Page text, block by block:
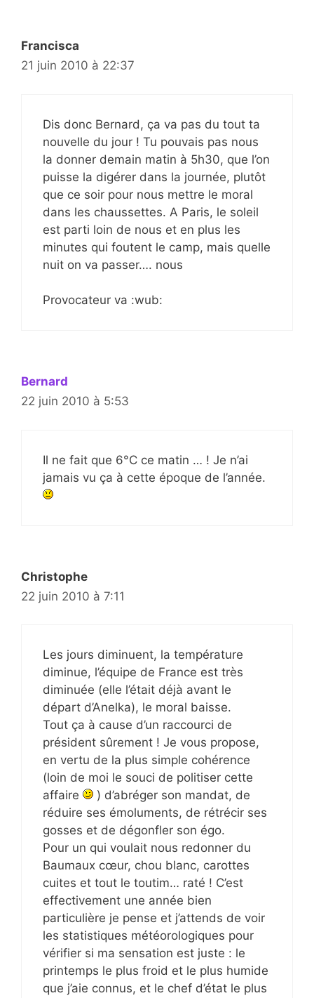
Francisca
21 juin 2010 à 22:37
Dis donc Bernard, ça va pas du tout ta
nouvelle du jour ! Tu pouvais pas nous
la donner demain matin à 5h30, que l’on
puisse la digérer dans la journée, plutôt
que ce soir pour nous mettre le moral
dans les chaussettes. A Paris, le soleil
est parti loin de nous et en plus les
minutes qui foutent le camp, mais quelle
nuit on va passer…. nous
Provocateur va :wub:
Bernard
22 juin 2010 à 5:53
Il ne fait que 6°C ce matin … ! Je n’ai
jamais vu ça à cette époque de l’année.
Christophe
22 juin 2010 à 7:11
Les jours diminuent, la température
diminue, l’équipe de France est très
diminuée (elle l’était déjà avant le
départ d’Anelka), le moral baisse.
Tout ça à cause d’un raccourci de
président sûrement ! Je vous propose,
en vertu de la plus simple cohérence
(loin de moi le souci de politiser cette
affaire
) d’abréger son mandat, de
réduire ses émoluments, de rétrécir ses
gosses et de dégonfler son égo.
Pour un qui voulait nous redonner du
Baumaux cœur, chou blanc, carottes
cuites et tout le toutim… raté ! C’est
effectivement une année bien
particulière je pense et j’attends de voir
les statistiques météorologiques pour
vérifier si ma sensation est juste : le
printemps le plus froid et le plus humide
que j’aie connus, et le chef d’état le plus